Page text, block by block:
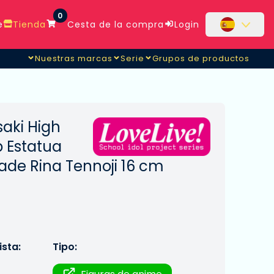
Tienda
0
Cesta de la compra Login
Nuestras marcas Serie Grupos de productos
High
Estatua
Rina Tennoji 16 cm
Tipo: